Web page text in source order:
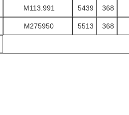
M113.991 5439 368
M275950 5513 368